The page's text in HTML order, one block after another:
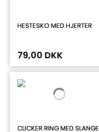
HESTESKO MED HJERTER
79,00 DKK
CLICKER RING MED SLANGE